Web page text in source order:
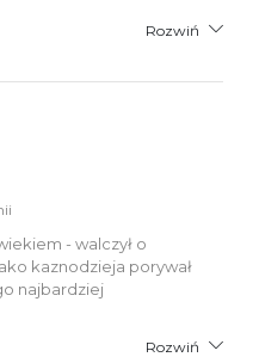
Rozwiń
- walczył o
kaznodzieja porywał
najbardziej
Rozwiń